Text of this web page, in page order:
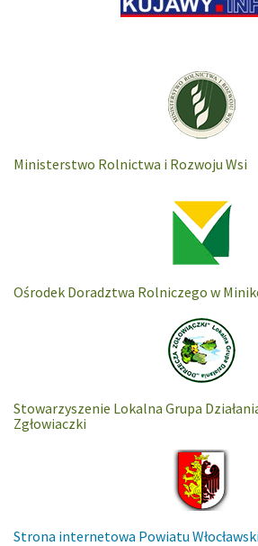
Ministerstwo Rolnictwa i Rozwoju Wsi
Ośrodek Doradztwa Rolniczego w
Stowarzyszenie Lokalna Grupa
Zgłowiaczki
Strona internetowa Powiatu